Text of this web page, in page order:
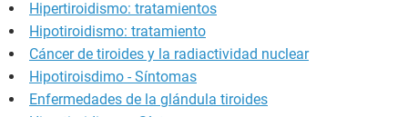
Hipertiroidismo: tratamientos
Hipotiroidismo: tratamiento
Cáncer de tiroides y la radiactividad nuclear
Hipotiroisdimo - Síntomas
Enfermedades de la glándula tiroides